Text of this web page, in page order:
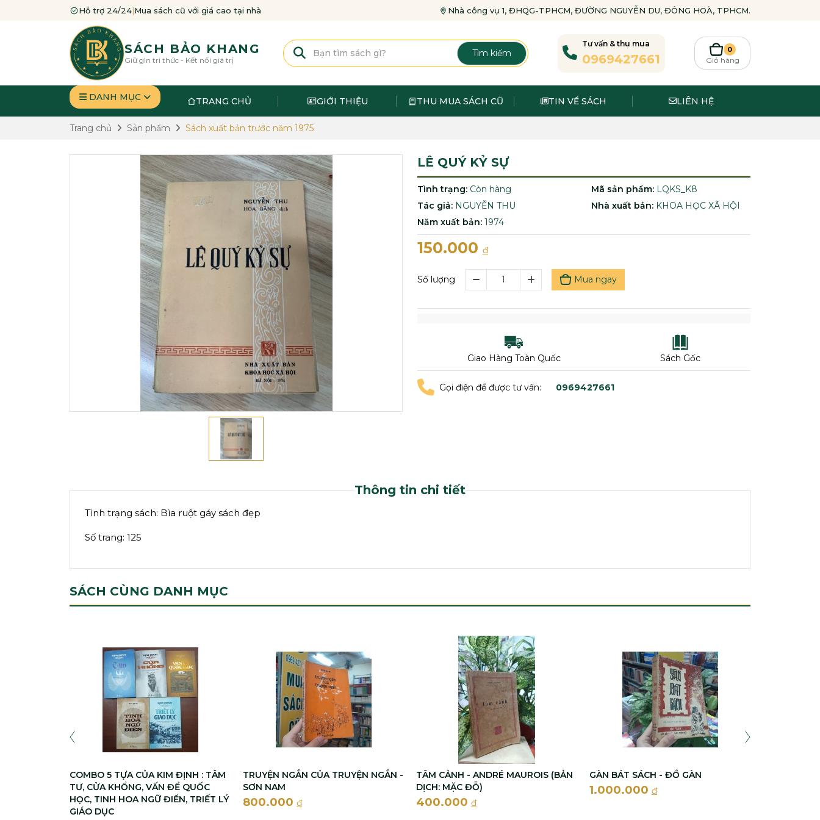
Hỗ trợ 24/24|Mua sách cũ với giá cao tại nhà Nhà công vụ 1, ĐHQG-TPHCM, ĐƯỜNG NGUYỄN DU, ĐÔNG HOÀ, TPHCM.
SÁCH BẢO KHANG
Giữ gìn tri thức - Kết nối giá trị
Tìm kiếm
Tư vấn & thu mua
0969427661
0
Giỏ hàng
DANH MỤC TRANG CHỦ GIỚI THIỆU THU MUA SÁCH CŨ TIN VỀ SÁCH LIÊN HỆ
Trang chủ Sản phẩm Sách xuất bản trước năm 1975
LÊ QUÝ KỶ SỰ
Tình trạng: Còn hàng Mã sản phẩm: LQKS_K8
Tác giả: NGUYỄN THU Nhà xuất bản: KHOA HỌC XÃ HỘI
Năm xuất bản: 1974
150.000 đ
Số lượng Mua ngay
Giao Hàng Toàn Quốc Sách Gốc
Gọi điện để được tư vấn: 0969427661
Thông tin chi tiết
Tình trạng sách: Bìa ruột gáy sách đẹp
Số trang: 125
SÁCH CÙNG DANH MỤC
COMBO 5 TỰA CỦA KIM ĐỊNH : TÂM
TƯ, CỬA KHỔNG, VẤN ĐỀ QUỐC
HỌC, TINH HOA NGỮ ĐIỂN, TRIẾT LÝ
GIÁO DỤC
TRUYỆN NGẮN CỦA TRUYỆN NGẮN -
SƠN NAM
800.000 đ
TÂM CẢNH - ANDRÉ MAUROIS (BẢN
DỊCH: MẶC ĐỖ)
400.000 đ
GÀN BÁT SÁCH - ĐỒ GÀN
1.000.000 đ